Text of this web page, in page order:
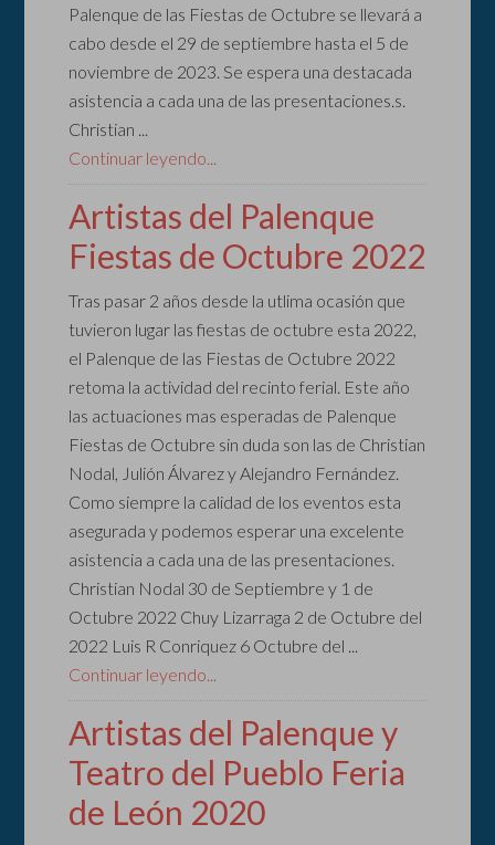
Palenque de las Fiestas de Octubre se llevará a
cabo desde el 29 de septiembre hasta el 5 de
noviembre de 2023. Se espera una destacada
asistencia a cada una de las presentaciones.s.
Christian ...
Continuar leyendo...
Artistas del Palenque
Fiestas de Octubre 2022
Tras pasar 2 años desde la utlima ocasión que
tuvieron lugar las fiestas de octubre esta 2022,
el Palenque de las Fiestas de Octubre 2022
retoma la actividad del recinto ferial. Este año
las actuaciones mas esperadas de Palenque
Fiestas de Octubre sin duda son las de Christian
Nodal, Julión Álvarez y Alejandro Fernández.
Como siempre la calidad de los eventos esta
asegurada y podemos esperar una excelente
asistencia a cada una de las presentaciones.
Christian Nodal 30 de Septiembre y 1 de
Octubre 2022 Chuy Lizarraga 2 de Octubre del
2022 Luis R Conriquez 6 Octubre del ...
Continuar leyendo...
Artistas del Palenque y
Teatro del Pueblo Feria
de León 2020